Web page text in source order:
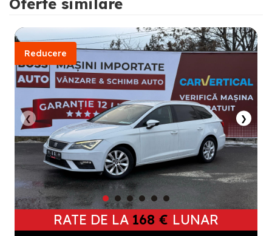
Oferte similare
Reducere
❮ ❯
RATE DE LA 168 € LUNAR